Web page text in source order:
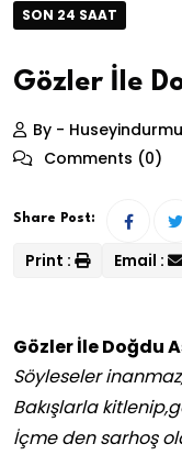
SON 24 SAAT
Gözler İle
By -
Comments (0)
Share Post:
Print : Email :
Gözler İle Doğdu
Söyleseler
Bakışlarla
İçme den sarhoş